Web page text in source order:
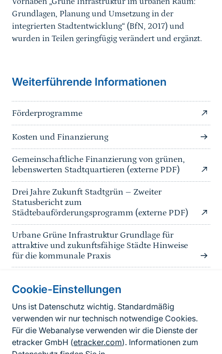
Cookie-Einstellungen
Uns ist Datenschutz wichtig. Standardmäßig
verwenden wir nur technisch notwendige Cookies.
Für die Webanalyse verwenden wir die Dienste der
etracker GmbH (etracker.com). Informationen zum
Grundlagen, Planung und Umsetzung in der
integrierten Stadtentwicklung“ (BfN, 2017) und
wurden in Teilen geringfügig verändert und ergänzt.
Weiterführende Informationen
Förderprogramme
Kosten und Finanzierung
Gemeinschaftliche Finanzierung von grünen,
lebenswerten Stadtquartieren (externe PDF)
Drei Jahre Zukunft Stadtgrün – Zweiter
Statusbericht zum
Städtebauförderungsprogramm (externe PDF)
Urbane Grüne Infrastruktur Grundlage für
attraktive und zukunftsfähige Städte Hinweise
für die kommunale Praxis
Informationen zur Seite
FußzeileKontakt zum BfN
Kontaktformular